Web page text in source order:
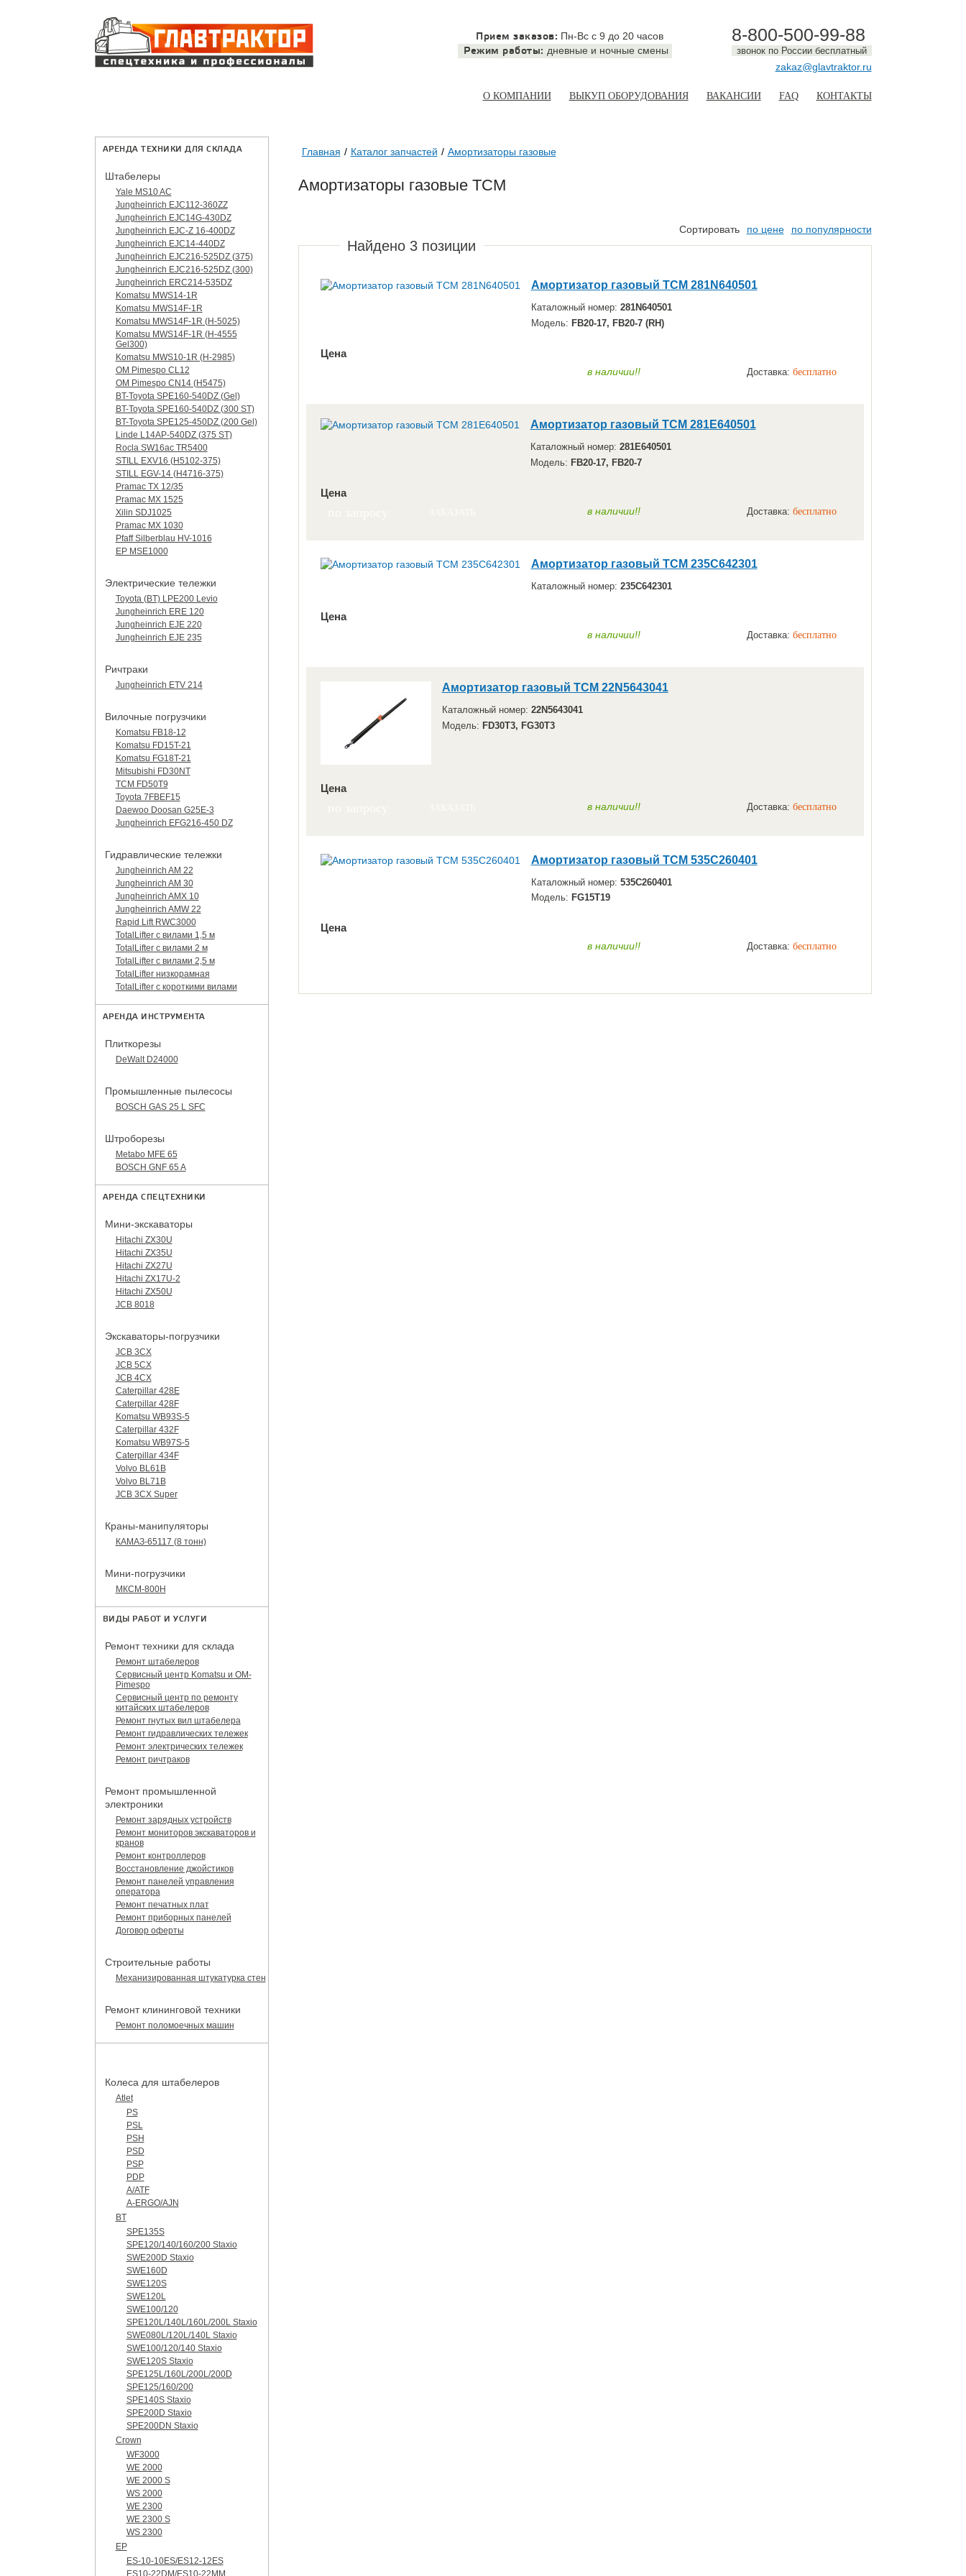
Прием заказов: Пн-Вс с 9 до 20 часов
Режим работы: дневные и ночные смены
8-800-500-99-88
звонок по России бесплатный
zakaz@glavtraktor.ru
О КОМПАНИИ ВЫКУП ОБОРУДОВАНИЯ ВАКАНСИИ FAQ КОНТАКТЫ
Главная Каталог запчастей Амортизаторы газовые
Амортизаторы газовые TCM
Сортировать по цене по популярности
Найдено 3позиции
Амортизатор газовый TCM 281N640501
Каталожный номер: 281N640501
Модель: FB20-17, FB20-7 (RH)
Цена
в наличии!! Доставка: бесплатно
Амортизатор газовый TCM 281E640501
Каталожный номер: 281E640501
Модель: FB20-17, FB20-7
Цена
в наличии!! Доставка: бесплатно
Амортизатор газовый TCM 235C642301
Каталожный номер: 235C642301
Цена
в наличии!! Доставка: бесплатно
Амортизатор газовый TCM 22N5643041
Каталожный номер: 22N5643041
Модель: FD30T3, FG30T3
Цена
в наличии!! Доставка: бесплатно
Амортизатор газовый TCM 535C260401
Каталожный номер: 535C260401
Модель: FG15T19
Цена
в наличии!! Доставка: бесплатно
АРЕНДА ТЕХНИКИ ДЛЯ СКЛАДА
Штабелеры
Yale MS10 AC
Jungheinrich EJC112-360ZZ
Jungheinrich EJC14G-430DZ
Jungheinrich EJC-Z 16-400DZ
Jungheinrich EJC14-440DZ
Jungheinrich EJC216-525DZ (375)
Jungheinrich EJC216-525DZ (300)
Jungheinrich ERC214-535DZ
Komatsu MWS14-1R
Komatsu MWS14F-1R
Komatsu MWS14F-1R (H-5025)
Komatsu MWS14F-1R (H-4555
Gel300)
Komatsu MWS10-1R (Н-2985)
OM Pimespo CL12
OM Pimespo CN14 (Н5475)
BT-Toyota SPE160-540DZ (Gel)
BT-Toyota SPE160-540DZ (300 ST)
BT-Toyota SPE125-450DZ (200 Gel)
Linde L14AP-540DZ (375 ST)
Rocla SW16ac TR5400
STILL EXV16 (H5102-375)
STILL EGV-14 (H4716-375)
Pramac TX 12/35
Pramac MX 1525
Xilin SDJ1025
Pramac MX 1030
Pfaff Silberblau HV-1016
EP MSE1000
Электрические тележки
Toyota (BT) LPE200 Levio
Jungheinrich ERE 120
Jungheinrich EJE 220
Jungheinrich EJE 235
Ричтраки
Jungheinrich ETV 214
Вилочные погрузчики
Komatsu FB18-12
Komatsu FD15T-21
Komatsu FG18T-21
Mitsubishi FD30NT
TCM FD50T9
Toyota 7FBEF15
Daewoo Doosan G25E-3
Jungheinrich EFG216-450 DZ
Гидравлические тележки
Jungheinrich AM 22
Jungheinrich AM 30
Jungheinrich AMX 10
Jungheinrich AMW 22
Rapid Lift RWC3000
TotalLifter с вилами 1,5 м
TotalLifter с вилами 2 м
TotalLifter с вилами 2,5 м
TotalLifter низкорамная
TotalLifter с короткими вилами
АРЕНДА ИНСТРУМЕНТА
Плиткорезы
DeWalt D24000
Промышленные пылесосы
BOSCH GAS 25 L SFC
Штроборезы
Metabo MFE 65
BOSCH GNF 65 A
АРЕНДА СПЕЦТЕХНИКИ
Мини-экскаваторы
Hitachi ZX30U
Hitachi ZX35U
Hitachi ZX27U
Hitachi ZX17U-2
Hitachi ZX50U
JCB 8018
Экскаваторы-погрузчики
JCB 3CX
JCB 5CX
JCB 4CX
Caterpillar 428E
Caterpillar 428F
Komatsu WB93S-5
Caterpillar 432F
Komatsu WB97S-5
Caterpillar 434F
Volvo BL61B
Volvo BL71B
JCB 3CX Super
Краны-манипуляторы
КАМАЗ-65117 (8 тонн)
Мини-погрузчики
МКСМ-800H
ВИДЫ РАБОТ И УСЛУГИ
Ремонт техники для склада
Ремонт штабелеров
Сервисный центр Komatsu и OM-
Pimespo
Сервисный центр по ремонту
китайских штабелеров
Ремонт гнутых вил штабелера
Ремонт гидравлических тележек
Ремонт электрических тележек
Ремонт ричтраков
Ремонт промышленной
электроники
Ремонт зарядных устройств
Ремонт мониторов экскаваторов и
кранов
Ремонт контроллеров
Восстановление джойстиков
Ремонт панелей управления
оператора
Ремонт печатных плат
Ремонт приборных панелей
Договор оферты
Строительные работы
Механизированная штукатурка стен
Ремонт клининговой техники
Ремонт поломоечных машин
Колеса для штабелеров
Atlet
PS
PSL
PSH
PSD
PSP
PDP
A/ATF
A-ERGO/AJN
BT
SPE135S
SPE120/140/160/200 Staxio
SWE200D Staxio
SWE160D
SWE120S
SWE120L
SWE100/120
SPE120L/140L/160L/200L Staxio
SWE080L/120L/140L Staxio
SWE100/120/140 Staxio
SWE120S Staxio
SPE125L/160L/200L/200D
SPE125/160/200
SPE140S Staxio
SPE200D Staxio
SPE200DN Staxio
Crown
WF3000
WE 2000
WE 2000 S
WS 2000
WE 2300
WE 2300 S
WS 2300
EP
ES-10-10ES/ES12-12ES
ES10-22DM/ES10-22MM